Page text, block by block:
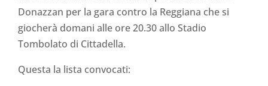
Donazzan per la gara contro la Reggiana che si
giocherà domani alle ore 20.30 allo Stadio
Tombolato di Cittadella.
Questa la lista convocati: